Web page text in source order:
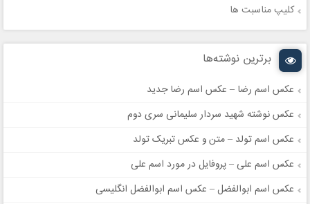
کلیپ مناسبت ها
برترین نوشته‌ها
عکس اسم رضا – عکس اسم رضا جدید
عکس نوشته شهید سردار سلیمانی سری دوم
عکس اسم تولد – متن و عکس تبریک تولد
عکس اسم علی – پروفایل در مورد اسم علی
عکس اسم ابوالفضل – عکس اسم ابوالفضل انگلیسی